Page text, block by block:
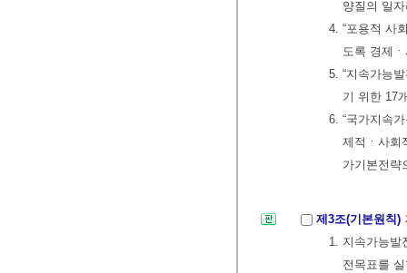
양질의 일
4. “포용적 사
도록 경제
5. “지속가능
기 위한 17
6. “국가지속
제적ㆍ사회
가기본전략
제3조(기본원칙)
1. 지속가능발
전목표를